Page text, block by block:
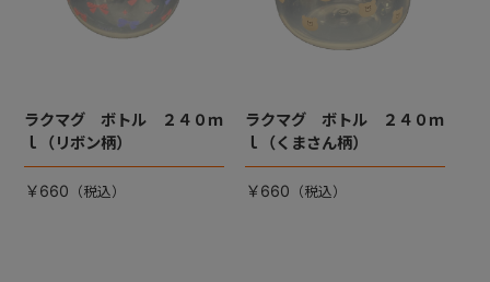
ラクマグ ボトル ２４０ｍ
ｌ（リボン柄）
￥660
ラクマグ ボトル ２４０ｍ
ｌ（くまさん柄）
￥660